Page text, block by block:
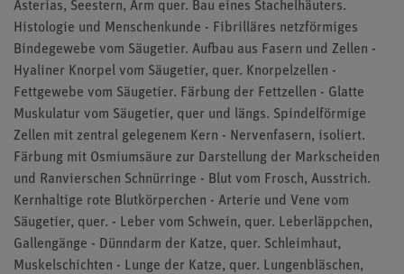
Asterias, Seestern, Arm quer. Bau eines Stachelhäuters.
Histologie und Menschenkunde - Fibrilläres netzförmiges
Bindegewebe vom Säugetier. Aufbau aus Fasern und Zellen -
Hyaliner Knorpel vom Säugetier, quer. Knorpelzellen -
Fettgewebe vom Säugetier. Färbung der Fettzellen - Glatte
Muskulatur vom Säugetier, quer und längs. Spindelförmige
Zellen mit zentral gelegenem Kern - Nervenfasern, isoliert.
Färbung mit Osmiumsäure zur Darstellung der Markscheiden
und Ranvierschen Schnürringe - Blut vom Frosch, Ausstrich.
Kernhaltige rote Blutkörperchen - Arterie und Vene vom
Säugetier, quer. - Leber vom Schwein, quer. Leberläppchen,
Gallengänge - Dünndarm der Katze, quer. Schleimhaut,
Muskelschichten - Lunge der Katze, quer. Lungenbläschen,